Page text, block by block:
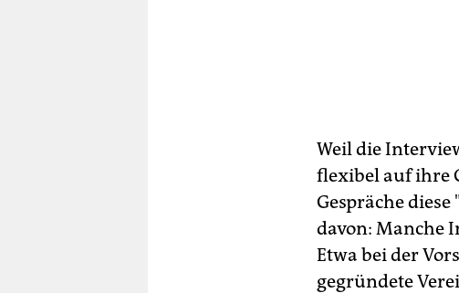
Weil die
flexibel auf ihre
Gespräche
davon: Manche
Etwa bei der
gegründete